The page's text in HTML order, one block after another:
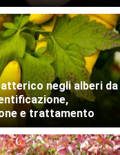
negli alberi da
e trattamento